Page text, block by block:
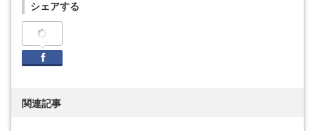
シェアする
関連記事